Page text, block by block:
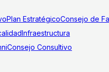
Plan EstratégicoConsejo de
Infraestructura
Consejo Consultivo